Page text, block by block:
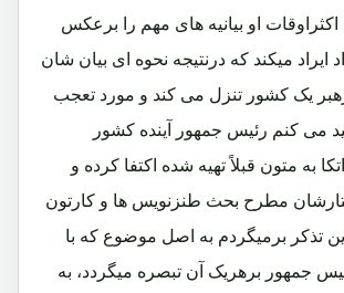
او بیانیه های مهم را برعکس
ایراد میکند که درنتیجه نحوه ای بیان شان
یک کشور تنزل می کند و مورد تعجب
می کنم رئیس جمهور آینده کشور
به متون قبلاً تهیه شده اکتفا کرده و
مطرح بحث طنزنویس ها و کارتون
تذکر برمیگردم به اصل موضوع که با
جمهور برهریک آن تبصره میگردد، به